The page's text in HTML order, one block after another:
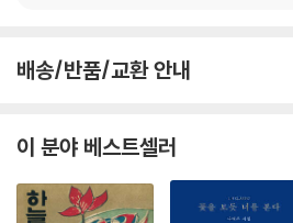
아시아 출판사는 2012년에 기획부터 출간까
현대 대표 작가 총망라한 최초의 한영대역선
은 〈K-픽션〉 시리즈를 출간하며 한국 문학
2019년에도 새로운 도전을 이어간다. 유일
인 〈K-포엣〉이 그것이다.
배송/반품/교환 안내
이 분야 베스트셀러